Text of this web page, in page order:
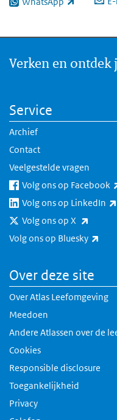
(externe link)
Verken en
Service
Archief
Contact
Veelgestelde vragen
Volg ons op Facebook
Volg ons op LinkedIn
Volg ons op X
Volg ons op Bluesky
Over deze site
Over Atlas Leefomgeving
Meedoen
Andere Atlassen over de
Cookies
Responsible disclosure
Toegankelijkheid
Privacy